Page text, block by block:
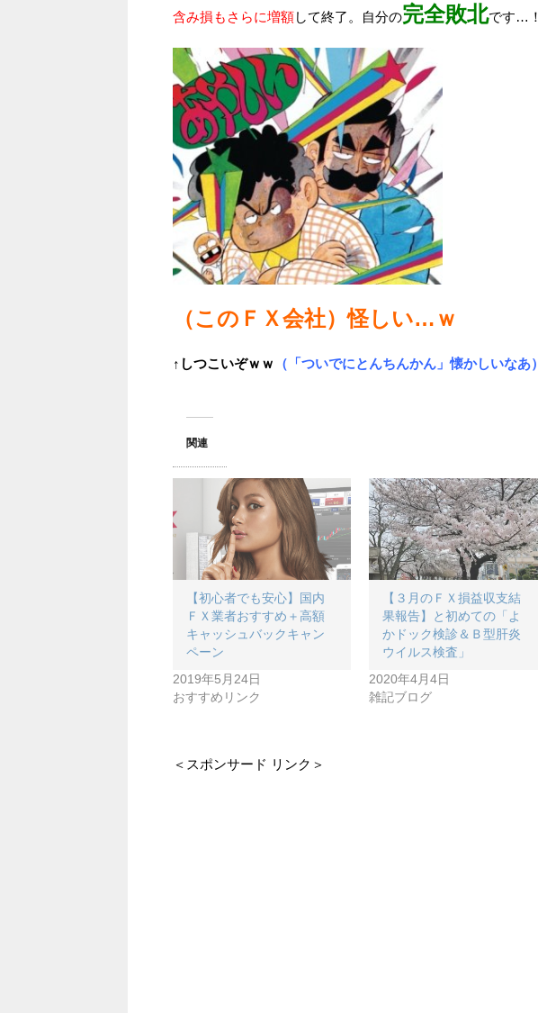
含み損もさらに増額して終了。自分の完全敗北です…！
（このＦＸ会社）怪しい…ｗ
↑しつこいぞｗｗ （「ついでにとんちんかん」懐かしいなあ）
関連
【初心者でも安心】国内
ＦＸ業者おすすめ＋高額
キャッシュバックキャン
ペーン
2019年5月24日
おすすめリンク
【３月のＦＸ損益収支結
果報告】と初めての「よ
かドック検診＆Ｂ型肝炎
ウイルス検査」
2020年4月4日
雑記ブログ
＜スポンサード リンク＞